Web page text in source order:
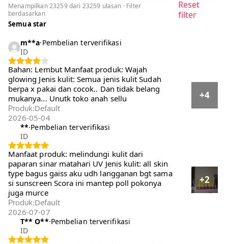
Menampilkan 23259 dari 23259 ulasan · Filter
berdasarkan
Reset
filter
Semua star
m**a·Pembelian terverifikasi
ID
Bahan: Lembut Manfaat produk: Wajah
glowing Jenis kulit: Semua jenis kulit Sudah
berpa x pakai dan cocok.. Dan tidak belang
mukanya... Unutk toko anah sellu
+4
Produk:Default
2026-05-04
**·Pembelian terverifikasi
ID
Manfaat produk: melindungi kulit dari paparan
sinar matahari UV Jenis kulit: all skin type
bagus gaiss aku udh langganan bgt sama si
sunscreen Scora ini mantep poll pokonya juga
murce
+2
Produk:Default
2026-07-07
T** O**️·Pembelian terverifikasi
ID